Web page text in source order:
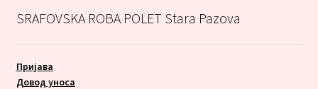
SRAFOVSKA ROBA POLET Stara Pazova
Пријава
Довод уноса